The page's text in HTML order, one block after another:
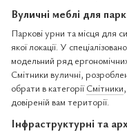
Вуличні меблі для
Паркові урни та місця для
якої локації. У
модельний ряд
Смітники вуличні,
обрати в категоріїСмітники
довіреній вам території.
Інфраструктурні та